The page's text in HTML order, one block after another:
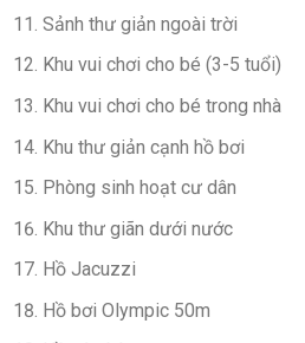
Sảnh thư giản ngoài trời
Khu vui chơi cho bé (3-5 tuổi)
Khu vui chơi cho bé trong nhà
Khu thư giản cạnh hồ bơi
Phòng sinh hoạt cư dân
Khu thư giãn dưới nước
Hồ Jacuzzi
Hồ bơi Olympic 50m